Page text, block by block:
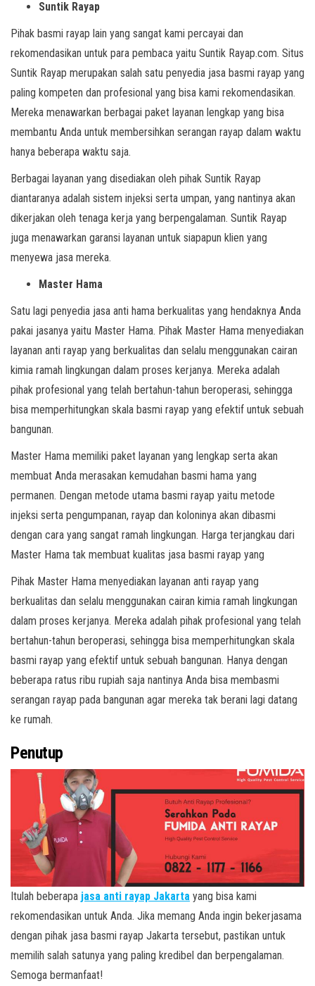
Suntik Rayap
Pihak basmi rayap lain yang sangat kami percayai dan
rekomendasikan untuk para pembaca yaitu Suntik Rayap.com. Situs
Suntik Rayap merupakan salah satu penyedia jasa basmi rayap yang
paling kompeten dan profesional yang bisa kami rekomendasikan.
Mereka menawarkan berbagai paket layanan lengkap yang bisa
membantu Anda untuk membersihkan serangan rayap dalam waktu
hanya beberapa waktu saja.
Berbagai layanan yang disediakan oleh pihak Suntik Rayap
diantaranya adalah sistem injeksi serta umpan, yang nantinya akan
dikerjakan oleh tenaga kerja yang berpengalaman. Suntik Rayap
juga menawarkan garansi layanan untuk siapapun klien yang
menyewa jasa mereka.
Master Hama
Satu lagi penyedia jasa anti hama berkualitas yang hendaknya Anda
pakai jasanya yaitu Master Hama. Pihak Master Hama menyediakan
layanan anti rayap yang berkualitas dan selalu menggunakan cairan
kimia ramah lingkungan dalam proses kerjanya. Mereka adalah
pihak profesional yang telah bertahun-tahun beroperasi, sehingga
bisa memperhitungkan skala basmi rayap yang efektif untuk sebuah
bangunan.
Master Hama memiliki paket layanan yang lengkap serta akan
membuat Anda merasakan kemudahan basmi hama yang
permanen. Dengan metode utama basmi rayap yaitu metode
injeksi serta pengumpanan, rayap dan koloninya akan dibasmi
dengan cara yang sangat ramah lingkungan. Harga terjangkau dari
Master Hama tak membuat kualitas jasa basmi rayap yang
Pihak Master Hama menyediakan layanan anti rayap yang
berkualitas dan selalu menggunakan cairan kimia ramah lingkungan
dalam proses kerjanya. Mereka adalah pihak profesional yang telah
bertahun-tahun beroperasi, sehingga bisa memperhitungkan skala
basmi rayap yang efektif untuk sebuah bangunan. Hanya dengan
beberapa ratus ribu rupiah saja nantinya Anda bisa membasmi
serangan rayap pada bangunan agar mereka tak berani lagi datang
ke rumah.
Penutup
Itulah beberapa jasa anti rayap Jakarta yang bisa kami
rekomendasikan untuk Anda. Jika memang Anda ingin bekerjasama
dengan pihak jasa basmi rayap Jakarta tersebut, pastikan untuk
memilih salah satunya yang paling kredibel dan berpengalaman.
Semoga bermanfaat!